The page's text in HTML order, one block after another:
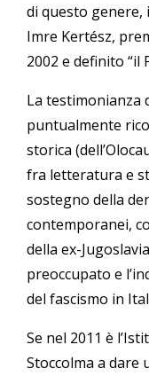
di questo genere,
Imre Kertész,
2002 e definito “il
La testimonianza
puntualmente
storica
fra letteratura e
sostegno della
contemporanei,
della ex-
preoccupato e
del fascismo in
Se nel 2011 è
Stoccolma a